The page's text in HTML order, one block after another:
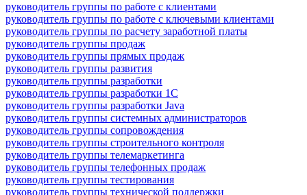
руководитель группы по работе с клиентами
руководитель группы по работе с ключевыми клиентами
руководитель группы по расчету заработной платы
руководитель группы продаж
руководитель группы прямых продаж
руководитель группы развития
руководитель группы разработки
руководитель группы разработки 1С
руководитель группы разработки Java
руководитель группы системных администраторов
руководитель группы сопровождения
руководитель группы строительного контроля
руководитель группы телемаркетинга
руководитель группы телефонных продаж
руководитель группы тестирования
руководитель группы технической поддержки